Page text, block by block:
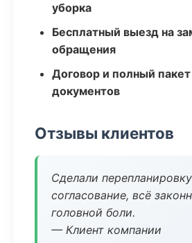
уборка
Бесплатный выезд на
обращения
Договор и полный
документов
Отзывы клиентов
Сделали
согласование, всё
головной боли.
— Клиент компании